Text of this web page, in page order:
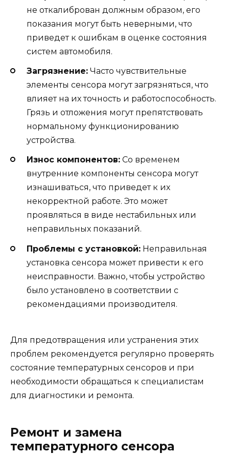
не откалиброван должным образом, его
показания могут быть неверными, что
приведет к ошибкам в оценке состояния
систем автомобиля.
Загрязнение: Часто чувствительные
элементы сенсора могут загрязняться, что
влияет на их точность и работоспособность.
Грязь и отложения могут препятствовать
нормальному функционированию
устройства.
Износ компонентов: Со временем
внутренние компоненты сенсора могут
изнашиваться, что приведет к их
некорректной работе. Это может
проявляться в виде нестабильных или
неправильных показаний.
Проблемы с установкой: Неправильная
установка сенсора может привести к его
неисправности. Важно, чтобы устройство
было установлено в соответствии с
рекомендациями производителя.
Для предотвращения или устранения этих
проблем рекомендуется регулярно проверять
состояние температурных сенсоров и при
необходимости обращаться к специалистам
для диагностики и ремонта.
Ремонт и замена
температурного сенсора